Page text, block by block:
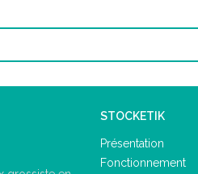
STOCKETIK
Présentation
Fonctionnement